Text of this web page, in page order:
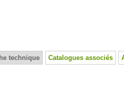
technique Catalogues associés